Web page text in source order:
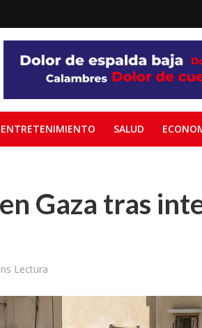
ENTRETENIMIENTO SALUD
Gaza tras
Lectura